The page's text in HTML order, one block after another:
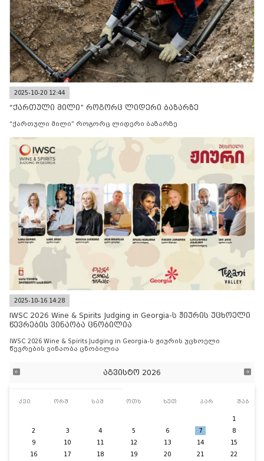
2025-10-20 12:44
“ქართული მილი” როგორც ლიდერი ბაზარზე
“ქართული მილი” როგორც ლიდერი ბაზარზე
2025-10-16 14:28
IWSC 2026 Wine & Spirits Judging in Georgia-ს ჟიურის უცხოელი
წევრების ვინაობა ცნობილია
IWSC 2026 Wine & Spirits Judging in Georgia-ს ჟიურის უცხოელი
წევრების ვინაობა ცნობილია
აგვისტო 2026
კვი ორშ სამ ოთხ ხუთ პარ შაბ
1
2
3 4 5 6 7
8
9
10 11 12 13 14
15
16
17 18 19 20 21
22